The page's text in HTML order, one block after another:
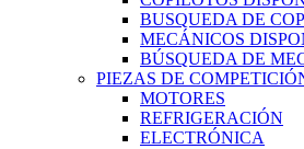
BUSQUEDA DE
MECÁNICOS
BÚSQUEDA DE
PIEZAS DE
MOTORES
REFRIGERACIÓN
ELECTRÓNICA